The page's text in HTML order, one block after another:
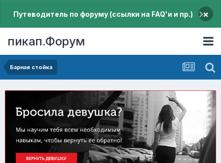
Путеводитель по форуму (ссылки на FAQ'и и пр.) ×
пикап.Форум
Барная стойка